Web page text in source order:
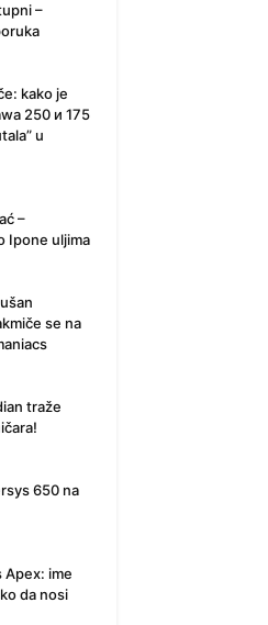
–
kako je
250 и 175
u
–
Ipone uljima
se na
traže
650 na
Apex: ime
da nosi